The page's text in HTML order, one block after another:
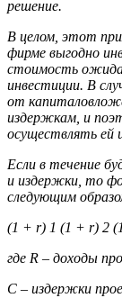
решение.
В целом, этот
фирме выгодно
стоимость
инвестиции. В
от
издержкам, и
осуществлять ей
Если в течение
и издержки , то
следующим
(1 + r) 1 (1 + r) 2
где R – доходы
С – издержки